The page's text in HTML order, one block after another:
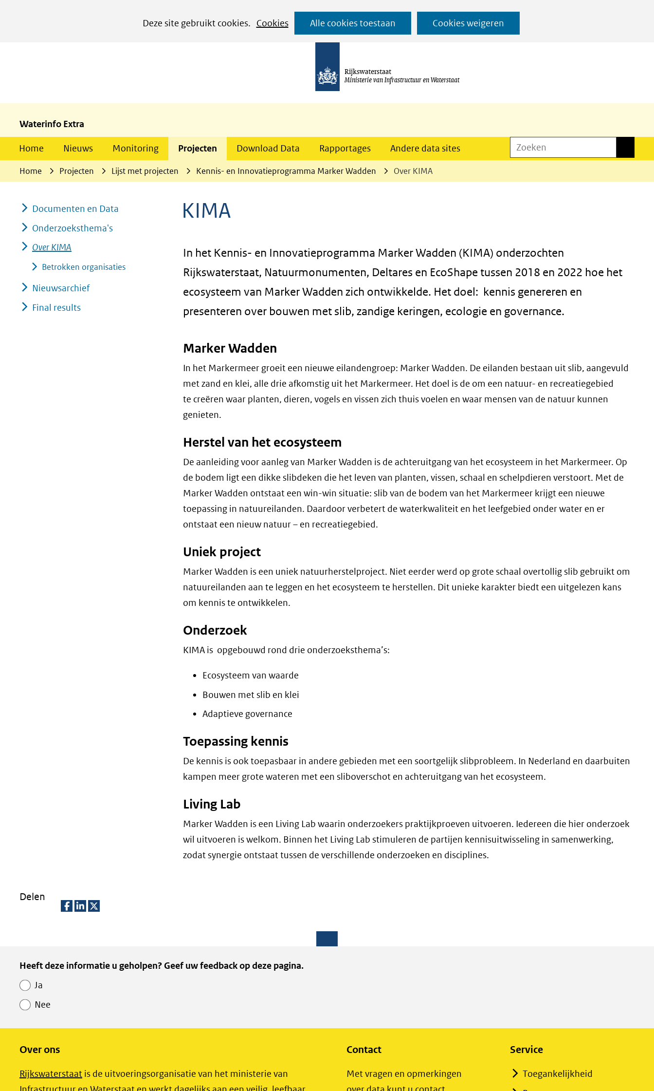
Deze site gebruikt cookies.
Cookies
van
cookies
op
deze
website
worden
geweigerd.
Alle cookies toestaan Cookies weigeren
Ga
naar
de
Rijkswaterstaat
Ministerie van Infrastructuur en Waterstaat
Waterinfo Extra
Home Nieuws Monitoring Projecten Download Data Rapportages Andere data sites Zoeken
Home Projecten Lijst met projecten Kennis- en Innovatieprogramma Marker Wadden Over KIMA
KIMA
In het Kennis- en Innovatieprogramma Marker Wadden (KIMA) onderzochten
Rijkswaterstaat, Natuurmonumenten, Deltares en EcoShape tussen 2018 en 2022 hoe het
ecosysteem van Marker Wadden zich ontwikkelde. Het doel: kennis genereren en
presenteren over bouwen met slib, zandige keringen, ecologie en governance.
Marker Wadden
In het Markermeer groeit een nieuwe eilandengroep: Marker Wadden. De eilanden bestaan uit slib, aangevuld
met zand en klei, alle drie afkomstig uit het Markermeer. Het doel is de om een natuur- en recreatiegebied
te creëren waar planten, dieren, vogels en vissen zich thuis voelen en waar mensen van de natuur kunnen
genieten.
Herstel van het ecosysteem
De aanleiding voor aanleg van Marker Wadden is de achteruitgang van het ecosysteem in het Markermeer. Op
de bodem ligt een dikke slibdeken die het leven van planten, vissen, schaal en schelpdieren verstoort. Met de
Marker Wadden ontstaat een win-win situatie: slib van de bodem van het Markermeer krijgt een nieuwe
toepassing in natuureilanden. Daardoor verbetert de waterkwaliteit en het leefgebied onder water en er
ontstaat een nieuw natuur – en recreatiegebied.
Uniek project
Marker Wadden is een uniek natuurherstelproject. Niet eerder werd op grote schaal overtollig slib gebruikt om
natuureilanden aan te leggen en het ecosysteem te herstellen. Dit unieke karakter biedt een uitgelezen kans
om kennis te ontwikkelen.
Onderzoek
KIMA is opgebouwd rond drie onderzoeksthema’s:
Ecosysteem van waarde
Bouwen met slib en klei
Adaptieve governance
Toepassing kennis
De kennis is ook toepasbaar in andere gebieden met een soortgelijk slibprobleem. In Nederland en daarbuiten
kampen meer grote wateren met een sliboverschot en achteruitgang van het ecosysteem.
Living Lab
Marker Wadden is een Living Lab waarin onderzoekers praktijkproeven uitvoeren. Iedereen die hier onderzoek
wil uitvoeren is welkom. Binnen het Living Lab stimuleren de partijen kennisuitwisseling in samenwerking,
zodat synergie ontstaat tussen de verschillende onderzoeken en disciplines.
Documenten en Data
Onderzoeksthema's
Over KIMA
Betrokken organisaties
Nieuwsarchief
Final results
Delen
e
F
e
e
L
k
e
X
nieuw
venster)
Paginawaardering
Heeft deze informatie u geholpen? Geef uw feedback op deze pagina.
Ja
Nee
Over ons
Rijkswaterstaat (opent
is de uitvoeringsorganisatie van het ministerie van
Contact
Met vragen en opmerkingen
Service
Toegankelijkheid